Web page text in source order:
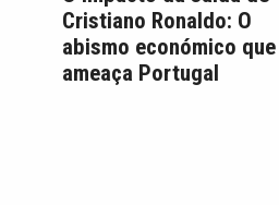
Cristiano Ronaldo: O
abismo económico que
ameaça Portugal